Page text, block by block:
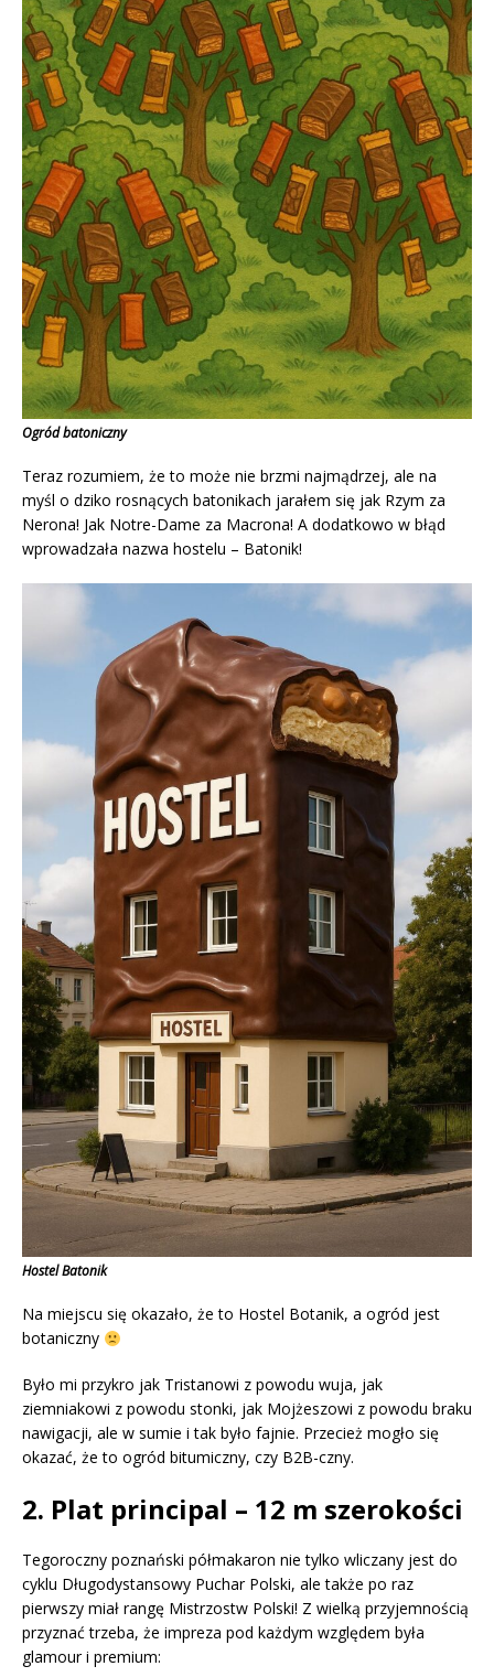
Ogród batoniczny
Teraz rozumiem, że to może nie brzmi najmądrzej, ale na
myśl o dziko rosnących batonikach jarałem się jak Rzym za
Nerona! Jak Notre-Dame za Macrona! A dodatkowo w błąd
wprowadzała nazwa hostelu – Batonik!
Hostel Batonik
Na miejscu się okazało, że to Hostel Botanik, a ogród jest
botaniczny
Było mi przykro jak Tristanowi z powodu wuja, jak
ziemniakowi z powodu stonki, jak Mojżeszowi z powodu braku
nawigacji, ale w sumie i tak było fajnie. Przecież mogło się
okazać, że to ogród bitumiczny, czy B2B-czny.
2. Plat principal – 12 m szerokości
Tegoroczny poznański półmakaron nie tylko wliczany jest do
cyklu Długodystansowy Puchar Polski, ale także po raz
pierwszy miał rangę Mistrzostw Polski! Z wielką przyjemnością
przyznać trzeba, że impreza pod każdym względem była
glamour i premium: